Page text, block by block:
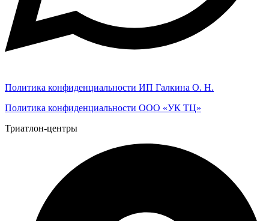
Политика конфиденциальности ИП Галкина О. Н.
Политика конфиденциальности ООО «УК ТЦ»
Триатлон-центры